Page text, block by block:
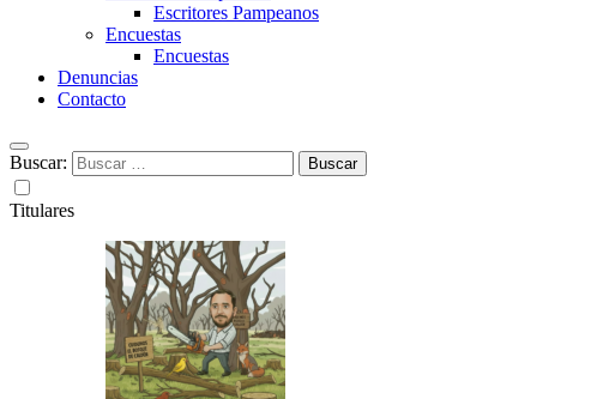
Escritores Pampeanos
Encuestas
Encuestas
Denuncias
Contacto
Buscar:
Titulares